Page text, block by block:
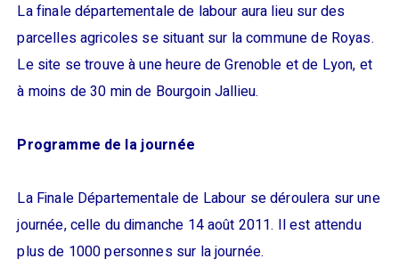
La finale départementale de labour aura lieu sur des
parcelles agricoles se situant sur la commune de Royas.
Le site se trouve à une heure de Grenoble et de Lyon, et
à moins de 30 min de Bourgoin Jallieu.
Programme de la journée
La Finale Départementale de Labour se déroulera sur une
journée, celle du dimanche 14 août 2011. Il est attendu
plus de 1000 personnes sur la journée.